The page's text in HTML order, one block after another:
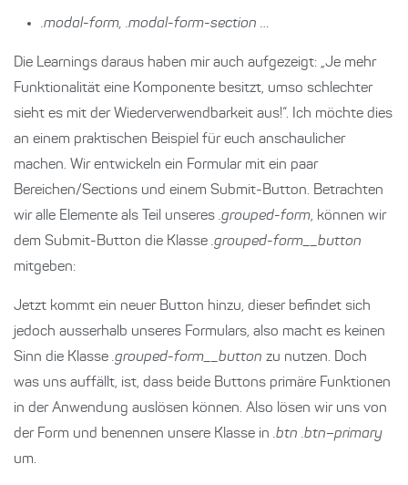
.modal-form, .modal-form-section …
Die Learnings daraus haben mir auch aufgezeigt: „Je mehr
Funktionalität eine Komponente besitzt, umso schlechter
sieht es mit der Wiederverwendbarkeit aus!“. Ich möchte dies
an einem praktischen Beispiel für euch anschaulicher
machen. Wir entwickeln ein Formular mit ein paar
Bereichen/Sections und einem Submit-Button. Betrachten
wir alle Elemente als Teil unseres .grouped-form, können wir
dem Submit-Button die Klasse .grouped-form__button
mitgeben:
Jetzt kommt ein neuer Button hinzu, dieser befindet sich
jedoch ausserhalb unseres Formulars, also macht es keinen
Sinn die Klasse .grouped-form__button zu nutzen. Doch
was uns auffällt, ist, dass beide Buttons primäre Funktionen
in der Anwendung auslösen können. Also lösen wir uns von
der Form und benennen unsere Klasse in .btn .btn–primary
um.